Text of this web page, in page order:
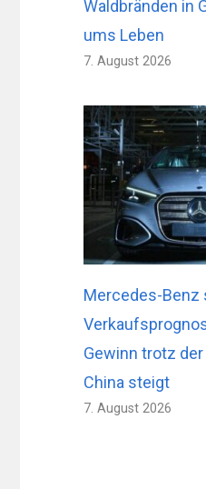
Waldbränden in
ums Leben
7. August 2026
Mercedes-Benz
Gewinn trotz
China steigt
7. August 2026